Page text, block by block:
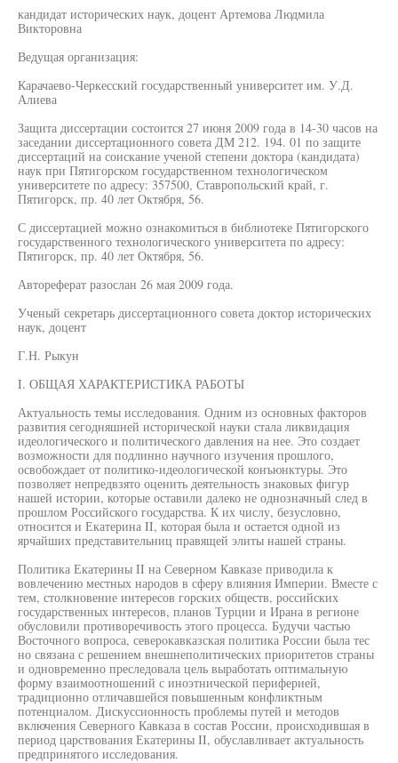
кандидат исторических наук, доцент Артемова Людмила
Викторовна
Ведущая организация:
Карачаево-Черкесский государственный университет им. У.Д.
Алиева
Защита диссертации состоится 27 июня 2009 года в 14-30 часов на
заседании диссертационного совета ДМ 212. 194. 01 по защите
диссертаций на соискание ученой степени доктора (кандидата)
наук при Пятигорском государственном технологическом
университете по адресу: 357500, Ставропольский край, г.
Пятигорск, пр. 40 лет Октября, 56.
С диссертацией можно ознакомиться в библиотеке Пятигорского
государственного технологического университета по адресу:
Пятигорск, пр. 40 лет Октября, 56.
Автореферат разослан 26 мая 2009 года.
Ученый секретарь диссертационного совета доктор исторических
наук, доцент
Г.Н. Рыкун
I. ОБЩАЯ ХАРАКТЕРИСТИКА РАБОТЫ
Актуальность темы исследования. Одним из основных факторов
развития сегодняшней исторической науки стала ликвидация
идеологического и политического давления на нее. Это создает
возможности для подлинно научного изучения прошлого,
освобождает от политико-идеологической конъюнктуры. Это
позволяет непредвзято оценить деятельность знаковых фигур
нашей истории, которые оставили далеко не однозначный след в
прошлом Российского государства. К их числу, безусловно,
относится и Екатерина II, которая была и остается одной из
ярчайших представительниц правящей элиты нашей страны.
Политика Екатерины II на Северном Кавказе приводила к
вовлечению местных народов в сферу влияния Империи. Вместе с
тем, столкновение интересов горских обществ, российских
государственных интересов, планов Турции и Ирана в регионе
обусловили противоречивость этого процесса. Будучи частью
Восточного вопроса, северокавказская политика России была тес
но связана с решением внешнеполитических приоритетов страны
и одновременно преследовала цель выработать оптимальную
форму взаимоотношений с иноэтнической периферией,
традиционно отличавшейся повышенным конфликтным
потенциалом. Дискуссионность проблемы путей и методов
включения Северного Кавказа в состав России, происходившая в
период царствования Екатерины II, обуславливает актуальность
предпринятого исследования.